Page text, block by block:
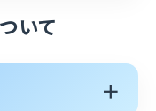
いて
＋